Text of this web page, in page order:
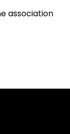
association